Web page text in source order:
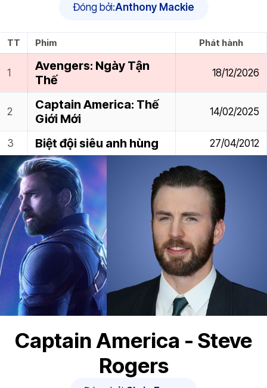
Đóng bởi:Anthony Mackie
TT Phim Phát hành
Avengers: Ngày Tận
Thế
18/12/2026
Captain America: Thế
Giới Mới
14/02/2025
Biệt đội siêu anh hùng 27/04/2012
Captain America - Steve
Rogers